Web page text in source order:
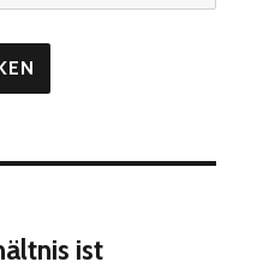
ist